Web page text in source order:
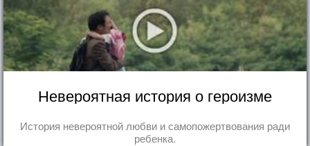
Невероятная история о героизме
История невероятной любви и самопожертвования ради
ребенка.